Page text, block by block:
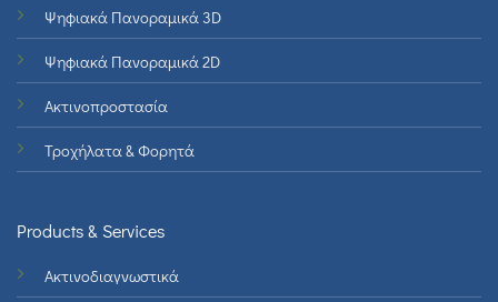
Ψηφιακά Πανοραμικά 3D
Ψηφιακά Πανοραμικά 2D
Ακτινοπροστασία
Τροχήλατα & Φορητά
Products & Services
Ακτινοδιαγνωστικά